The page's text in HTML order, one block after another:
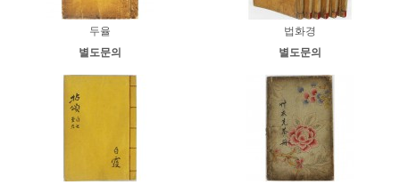
두율
별도문의
법화경
별도문의